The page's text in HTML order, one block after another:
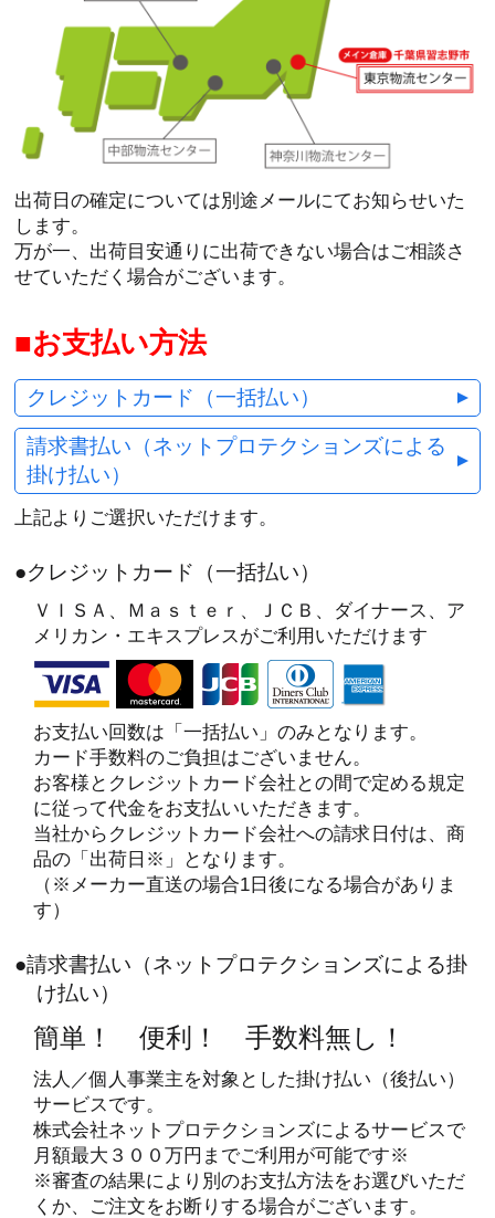
出荷日の確定については別途メールにてお知らせいた
します。
万が一、出荷目安通りに出荷できない場合はご相談さ
せていただく場合がございます。
お支払い方法
クレジットカード（一括払い）
請求書払い（ネットプロテクションズによる
掛け払い）
上記よりご選択いただけます。
●クレジットカード（一括払い）
ＶＩＳＡ、Ｍａｓｔｅｒ、ＪＣＢ、ダイナース、ア
メリカン・エキスプレスがご利用いただけます
お支払い回数は「一括払い」のみとなります。
カード手数料のご負担はございません。
お客様とクレジットカード会社との間で定める規定
に従って代金をお支払いいただきます。
当社からクレジットカード会社への請求日付は、商
品の「出荷日※」となります。
（※メーカー直送の場合1日後になる場合がありま
す）
●請求書払い（ネットプロテクションズによる掛
け払い）
簡単！ 便利！ 手数料無し！
法人／個人事業主を対象とした掛け払い（後払い）
サービスです。
株式会社ネットプロテクションズによるサービスで
月額最大３００万円までご利用が可能です※
※審査の結果により別のお支払方法をお選びいただ
くか、ご注文をお断りする場合がございます。